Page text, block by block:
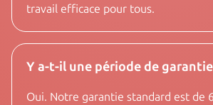
travail efficace pour tous.
Y a-t-il une période de
Oui. Notre garantie standard est de